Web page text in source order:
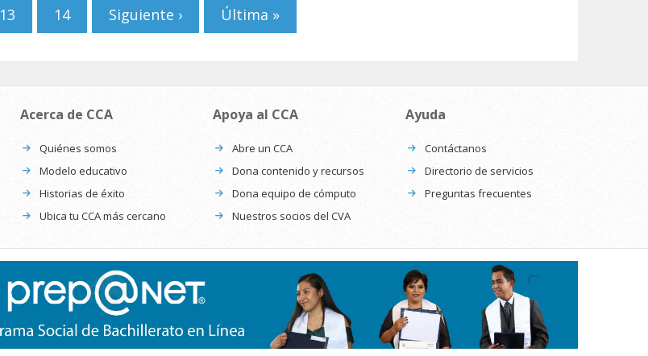
13 14 Siguiente › Última »
Acerca de CCA
Quiénes somos
Modelo educativo
Historias de éxito
Ubica tu CCA más cercano
Apoya al CCA
Abre un CCA
Dona contenido y recursos
Dona equipo de cómputo
Nuestros socios del CVA
Ayuda
Contáctanos
Directorio de servicios
Preguntas frecuentes